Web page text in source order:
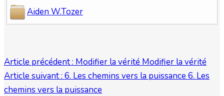
Aiden W.Tozer
Article précédent : Modifier la vérité Modifier la vérité
Article suivant : 6. Les chemins vers la puissance6. Les
chemins vers la puissance